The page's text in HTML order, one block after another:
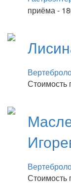
приёма -
Стоимость
Стоимость